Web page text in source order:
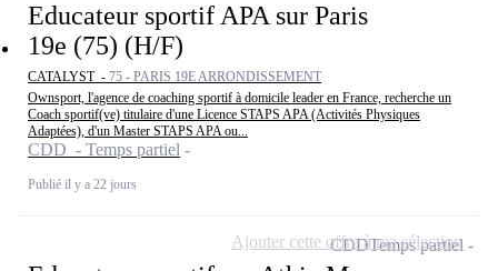
Educateur sportif APA sur Paris
19e (75) (H/F)
CATALYST - 75 - PARIS 19E ARRONDISSEMENT
Ownsport, l'agence de coaching sportif à domicile leader en France, recherche un
Coach sportif(ve) titulaire d'une Licence STAPS APA (Activités Physiques
Adaptées), d'un Master STAPS APA ou...
CDD - Temps partiel
Publié il y a 22 jours
CDDTemps partiel
Ajouter cette offre à ma sélection